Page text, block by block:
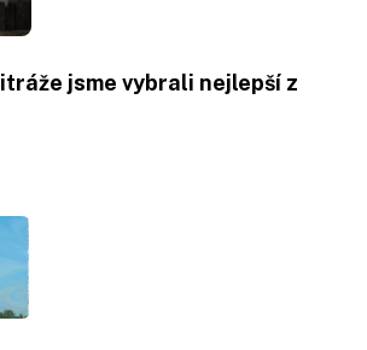
jsme vybrali nejlepší z